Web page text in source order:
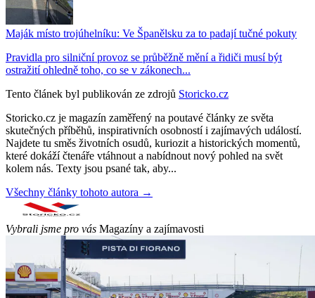
Maják místo trojúhelníku: Ve Španělsku za to padají tučné pokuty
Pravidla pro silniční provoz se průběžně mění a řidiči musí být
ostražití ohledně toho, co se v zákonech...
Tento článek byl publikován ze zdrojů Storicko.cz
Storicko.cz je magazín zaměřený na poutavé články ze světa
skutečných příběhů, inspirativních osobností i zajímavých událostí.
Najdete tu směs životních osudů, kuriozit a historických momentů,
které dokáží čtenáře vtáhnout a nabídnout nový pohled na svět
kolem nás. Texty jsou psané tak, aby...
Všechny články tohoto autora →
Vybrali jsme pro vás Magazíny a zajímavosti